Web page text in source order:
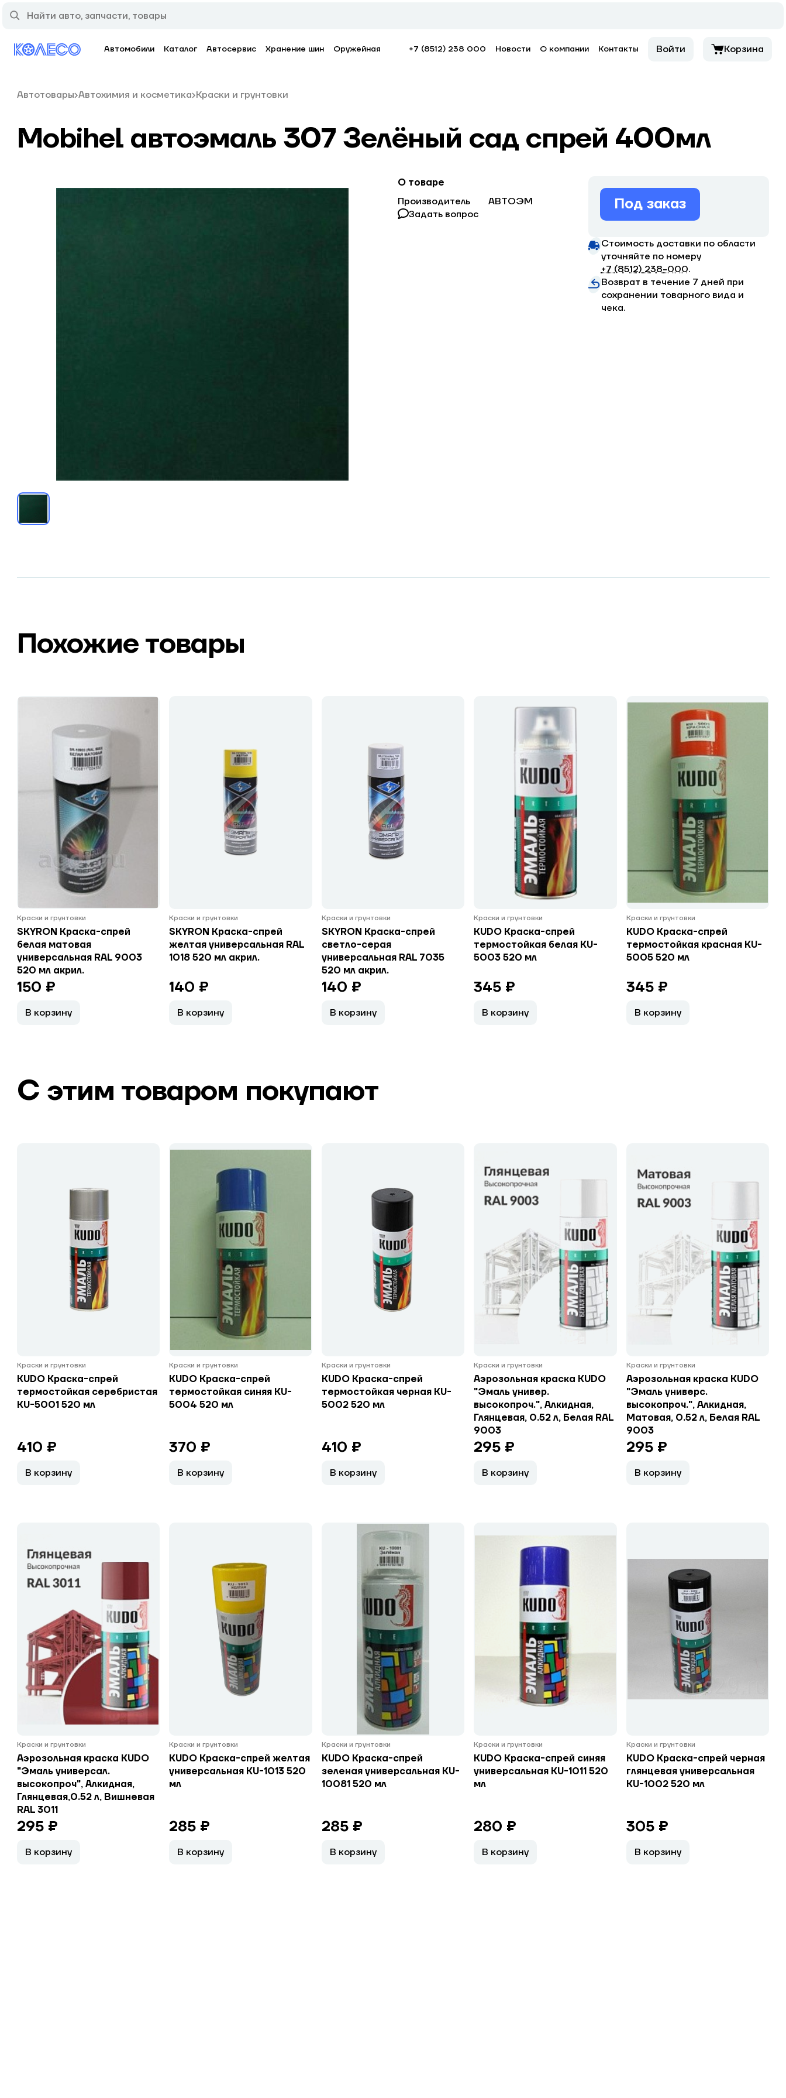
Автомобили Каталог Автосервис Хранение шин Оружейная +7 (8512) 238 000 Новости О компании Контакты Войти Корзина
Автотовары Автохимия и косметика Краски и грунтовки
Mobihel автоэмаль 307 Зелёный сад спрей 400мл
О товаре
Производитель
АВТОЭМ
Задать вопрос
Под заказ
Стоимость доставки по области
уточняйте по номеру
+7 (8512) 238−000.
Возврат в течение 7 дней при
сохранении товарного вида и
чека.
Похожие товары
Краски и грунтовки
SKYRON Краска-спрей
белая матовая
универсальная RAL 9003
520 мл акрил.
150 ₽
В корзину
Краски и грунтовки
SKYRON Краска-спрей
желтая универсальная RAL
1018 520 мл акрил.
140 ₽
В корзину
Краски и грунтовки
SKYRON Краска-спрей
светло-серая
универсальная RAL 7035
520 мл акрил.
140 ₽
В корзину
Краски и грунтовки
KUDO Краска-спрей
термостойкая белая KU-
5003 520 мл
345 ₽
В корзину
Краски и грунтовки
KUDO Краска-спрей
термостойкая красная KU-
5005 520 мл
345 ₽
В корзину
С этим товаром покупают
Краски и грунтовки
KUDO Краска-спрей
термостойкая серебристая
KU-5001 520 мл
410 ₽
В корзину
Краски и грунтовки
KUDO Краска-спрей
термостойкая синяя KU-
5004 520 мл
370 ₽
В корзину
Краски и грунтовки
KUDO Краска-спрей
термостойкая черная KU-
5002 520 мл
410 ₽
В корзину
Краски и грунтовки
Аэрозольная краска KUDO
"Эмаль универ.
высокопроч.", Алкидная,
Глянцевая, 0.52 л, Белая RAL
9003
295 ₽
В корзину
Краски и грунтовки
Аэрозольная краска KUDO
"Эмаль универс.
высокопроч.", Алкидная,
Матовая, 0.52 л, Белая RAL
9003
295 ₽
В корзину
Краски и грунтовки
Аэрозольная краска KUDO
"Эмаль универсал.
высокопроч", Алкидная,
Глянцевая,0.52 л, Вишневая
RAL 3011
295 ₽
В корзину
Краски и грунтовки
KUDO Краска-спрей желтая
универсальная KU-1013 520
мл
285 ₽
В корзину
Краски и грунтовки
KUDO Краска-спрей
зеленая универсальная KU-
10081 520 мл
285 ₽
В корзину
Краски и грунтовки
KUDO Краска-спрей синяя
универсальная KU-1011 520
мл
280 ₽
В корзину
Краски и грунтовки
KUDO Краска-спрей черная
глянцевая универсальная
KU-1002 520 мл
305 ₽
В корзину